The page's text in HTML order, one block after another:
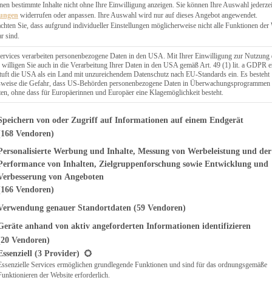
& QUICHES
bestimmte Inhalte nicht ohne Ihre Einwilligung anzeigen. Sie können Ihre Auswahl
widerrufen oder anpassen. Ihre Auswahl wird nur auf dieses Angebot angewendet.
Sie, dass aufgrund individueller Einstellungen möglicherweise nicht alle Funktionen der
sind.
verarbeiten personenbezogene Daten in den USA. Mit Ihrer Einwilligung zur Nutzung
willigen Sie auch in die Verarbeitung Ihrer Daten in den USA gemäß Art. 49 (1) lit. a GDPR
die USA als ein Land mit unzureichendem Datenschutz nach EU-Standards ein. Es besteht
die Gefahr, dass US-Behörden personenbezogene Daten in Überwachungsprogrammen
ohne dass für Europäerinnen und Europäer eine Klagemöglichkeit besteht.
finden Sie eine Liste der Zwecke des IAB Transparency and
von oder Zugriff auf Informationen auf einem Endgerät
Vendoren)
Werbung und Inhalte, Messung von Werbeleistung und der
von Inhalten, Zielgruppenforschung sowie Entwicklung und
von Angeboten
Vendoren)
genauer Standortdaten (59 Vendoren)
anhand von aktiv angeforderten Informationen identifizieren
Vendoren)
eine Liste der Service-Gruppen, für die eine Einwilligung erteilt werden
(3 Provider)
Services ermöglichen grundlegende Funktionen und sind für das ordnungsgemäße
der Website erforderlich.